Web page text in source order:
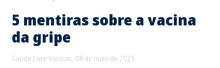
5 mentiras sobre a vacina
da gripe
Saúde Livre Vacinas, 08 de maio de 2025